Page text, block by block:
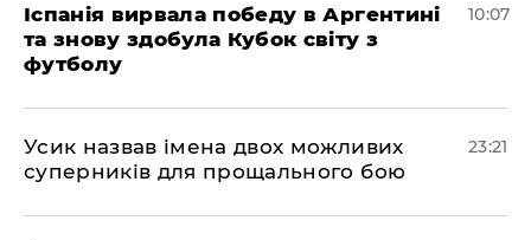
Іспанія вирвала победу в Аргентині
та знову здобула Кубок світу з
футболу
10:07
​Усик назвав імена двох можливих
суперників для прощального бою
23:21